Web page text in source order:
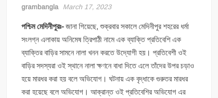
grambangla March 17, 2023
পশ্চিম মেদিনীপুরঃ-জানা গিয়েছে, শুক্রবার সকালে মেদিনীপুর শহরের ধর্মা
সংলগ্ন এলাকায় অনিমেষ ত্রিপাঠী নামে এক ব্যাক্তি প্রতিবেশি এক
ব্যাক্তির বাড়ির সামনে নালা খনন করতে উদ্যোগী হয়। প্রতিবেশী ওই
বাড়ির সদস্যরা ওই স্থানে নালা ক্ষণনে বাধা দিতে এলে তাঁদের উপর চড়াও
হয়ে মারধর করা হয় বলে অভিযোগ। ঘটনায় এক বৃদ্ধাকে গুরুতর মারধর
করা হয়েছে বলে অভিযোগ। আক্রান্ত ওই প্রতিবেশির অভিযোগ এর